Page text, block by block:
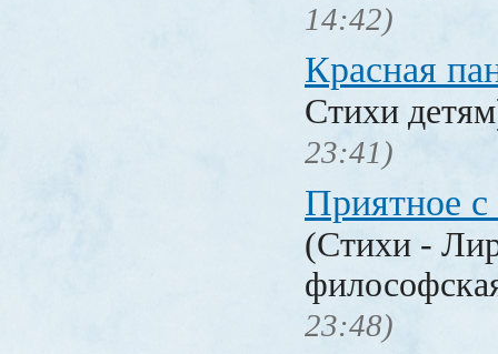
14:42)
Красная
Стихи
23:41)
Приятное
(Стихи -
23:48)